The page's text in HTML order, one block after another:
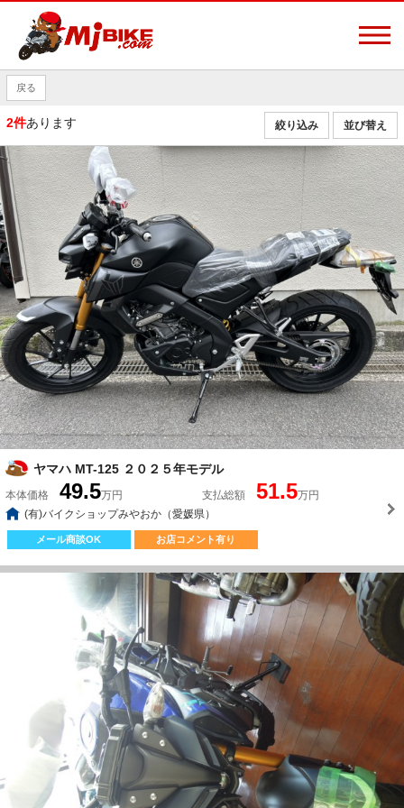
戻る
2件あります 並び替え
絞り込み
ヤマハ MT-125 ２０２５年モデル
本体価格 49.5万円 支払総額 51.5万円
(有)バイクショップみやおか（愛媛県）
メール商談OK お店コメント有り